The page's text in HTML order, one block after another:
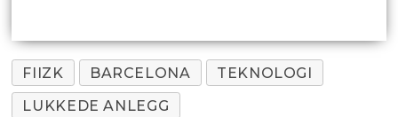
FIIZK BARCELONA
TEKNOLOGI
LUKKEDE ANLEGG